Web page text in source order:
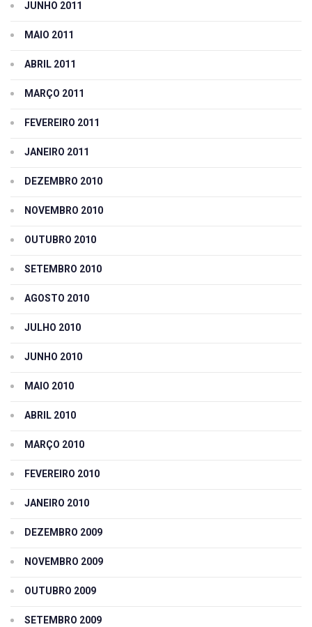
JUNHO 2011
MAIO 2011
ABRIL 2011
MARÇO 2011
FEVEREIRO 2011
JANEIRO 2011
DEZEMBRO 2010
NOVEMBRO 2010
OUTUBRO 2010
SETEMBRO 2010
AGOSTO 2010
JULHO 2010
JUNHO 2010
MAIO 2010
ABRIL 2010
MARÇO 2010
FEVEREIRO 2010
JANEIRO 2010
DEZEMBRO 2009
NOVEMBRO 2009
OUTUBRO 2009
SETEMBRO 2009